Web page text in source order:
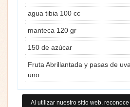
agua tibia 100 cc
manteca 120 gr
150 de azúcar
Fruta Abrillantada y pasas de
uno
Al utilizar nuestro sitio web,